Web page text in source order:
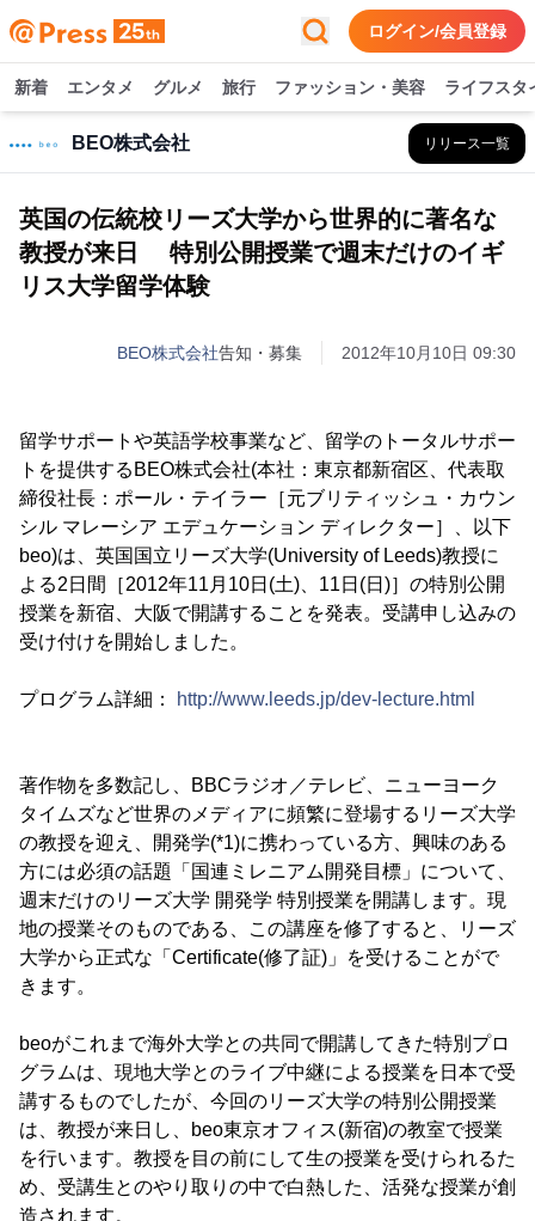
ログイン/会員登録
新着 エンタメ グルメ 旅行 ファッション・美容 ライフスタ
BEO株式会社 リリース一覧
英国の伝統校リーズ大学から世界的に著名な
教授が来日 特別公開授業で週末だけのイギ
リス大学留学体験
BEO株式会社告知・募集 2012年10月10日 09:30
留学サポートや英語学校事業など、留学のトータルサポー
トを提供するBEO株式会社(本社：東京都新宿区、代表取
締役社長：ポール・テイラー［元ブリティッシュ・カウン
シル マレーシア エデュケーション ディレクター］、以下
beo)は、英国国立リーズ大学(University of Leeds)教授に
よる2日間［2012年11月10日(土)、11日(日)］の特別公開
授業を新宿、大阪で開講することを発表。受講申し込みの
受け付けを開始しました。
プログラム詳細： http://www.leeds.jp/dev-lecture.html
著作物を多数記し、BBCラジオ／テレビ、ニューヨーク
タイムズなど世界のメディアに頻繁に登場するリーズ大学
の教授を迎え、開発学(*1)に携わっている方、興味のある
方には必須の話題「国連ミレニアム開発目標」について、
週末だけのリーズ大学 開発学 特別授業を開講します。現
地の授業そのものである、この講座を修了すると、リーズ
大学から正式な「Certificate(修了証)」を受けることがで
きます。
beoがこれまで海外大学との共同で開講してきた特別プロ
グラムは、現地大学とのライブ中継による授業を日本で受
講するものでしたが、今回のリーズ大学の特別公開授業
は、教授が来日し、beo東京オフィス(新宿)の教室で授業
を行います。教授を目の前にして生の授業を受けられるた
め、受講生とのやり取りの中で白熱した、活発な授業が創
造されます。